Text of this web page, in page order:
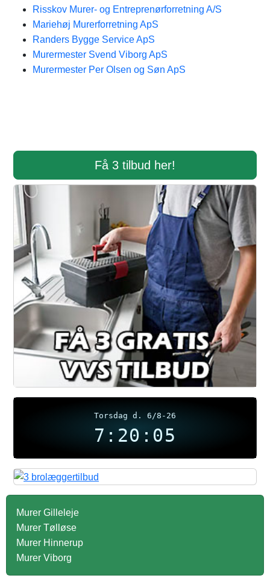
Risskov Murer- og Entreprenørforretning A/S
Mariehøj Murerforretning ApS
Randers Bygge Service ApS
Murermester Svend Viborg ApS
Murermester Per Olsen og Søn ApS
Få 3 tilbud her!
Torsdag d. 6/8-26
7:20:05
Murer Gilleleje
Murer Tølløse
Murer Hinnerup
Murer Viborg